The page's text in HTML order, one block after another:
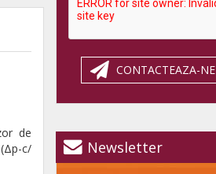
de
c/
CONTACTEAZA-NE
Newsletter